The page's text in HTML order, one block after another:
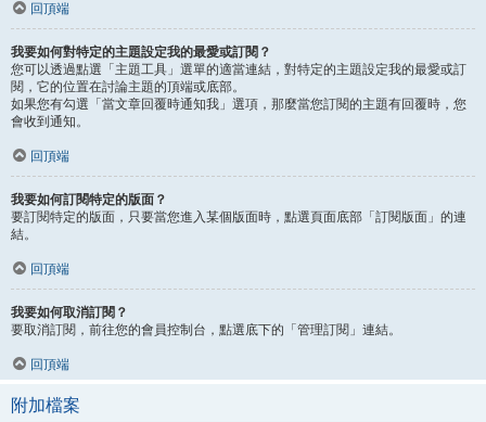
回頂端
我要如何對特定的主題設定我的最愛或訂閱？
您可以透過點選「主題工具」選單的適當連結，對特定的主題設定我的最愛或訂
閱，它的位置在討論主題的頂端或底部。
如果您有勾選「當文章回覆時通知我」選項，那麼當您訂閱的主題有回覆時，您
會收到通知。
回頂端
我要如何訂閱特定的版面？
要訂閱特定的版面，只要當您進入某個版面時，點選頁面底部「訂閱版面」的連
結。
回頂端
我要如何取消訂閱？
要取消訂閱，前往您的會員控制台，點選底下的「管理訂閱」連結。
回頂端
附加檔案